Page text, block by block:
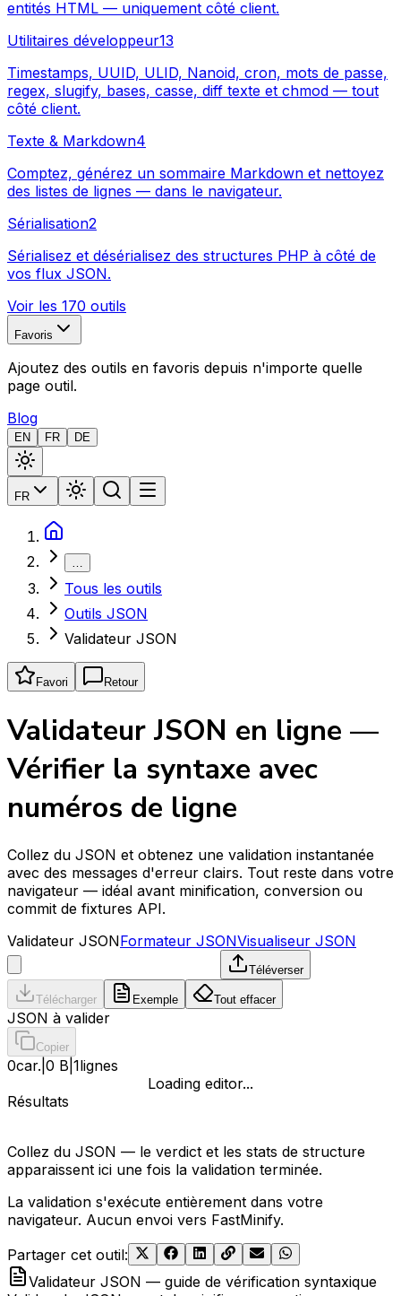
entités HTML — uniquement côté client.
Utilitaires développeur13
Timestamps, UUID, ULID, Nanoid, cron, mots de passe,
regex, slugify, bases, casse, diff texte et chmod — tout
côté client.
Texte & Markdown4
Comptez, générez un sommaire Markdown et nettoyez
des listes de lignes — dans le navigateur.
Sérialisation2
Sérialisez et désérialisez des structures PHP à côté de
vos flux JSON.
Voir les 170 outils
Favoris
Ajoutez des outils en favoris depuis n'importe quelle
page outil.
Blog
EN FR DE
FR
…
Tous les outils
Outils JSON
Validateur JSON
Favori Retour
Validateur JSON en ligne —
Vérifier la syntaxe avec
numéros de ligne
Collez du JSON et obtenez une validation instantanée
avec des messages d'erreur clairs. Tout reste dans votre
navigateur — idéal avant minification, conversion ou
commit de fixtures API.
Validateur JSONFormateur JSONVisualiseur JSON
Téléverser
Télécharger Exemple Tout effacer
JSON à valider
Copier
0car. 0 B 1lignes
Loading editor...
Résultats
Collez du JSON — le verdict et les stats de structure
apparaissent ici une fois la validation terminée.
La validation s'exécute entièrement dans votre
navigateur. Aucun envoi vers FastMinify.
Partager cet outil:
Validateur JSON — guide de vérification syntaxique